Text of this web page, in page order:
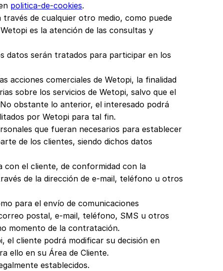
politica-de-cookies.
de cualquier otro medio, como puede
es la atención de las consultas y
datos serán tratados para participar en los
acciones comerciales de Wetopi, la finalidad
sobre los servicios de Wetopi, salvo que el
obstante lo anterior, el interesado podrá
por Wetopi para tal fin.
que fueran necesarios para establecer
de los clientes, siendo dichos datos
con el cliente, de conformidad con la
de la dirección de e-mail, teléfono u otros
para el envío de comunicaciones
postal, e-mail, teléfono, SMS u otros
momento de la contratación.
el cliente podrá modificar su decisión en
ello en su Área de Cliente.
establecidos.